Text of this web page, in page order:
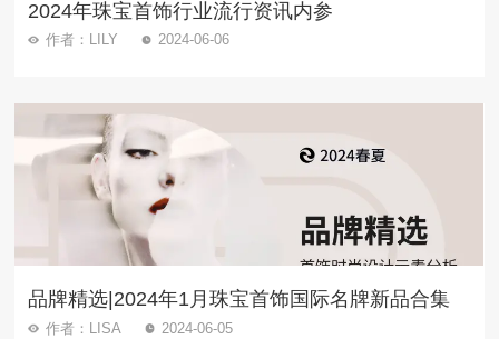
2024年珠宝首饰行业流行资讯内参
作者：LILY 2024-06-06
品牌精选|2024年1月珠宝首饰国际名牌新品合集
作者：LISA 2024-06-05